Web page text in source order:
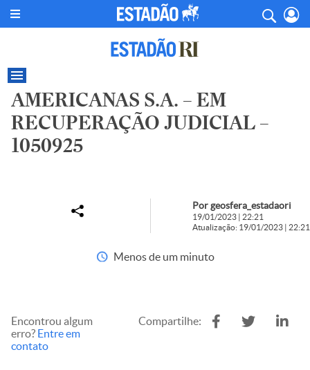
AMERICANAS S.A. – EM
RECUPERAÇÃO JUDICIAL –
1050925
Por geosfera_estadaori
19/01/2023 | 22:21
Atualização: 19/01/2023 | 22:21
Menos de um minuto
Encontrou algum
erro? Entre em
contato
Compartilhe: